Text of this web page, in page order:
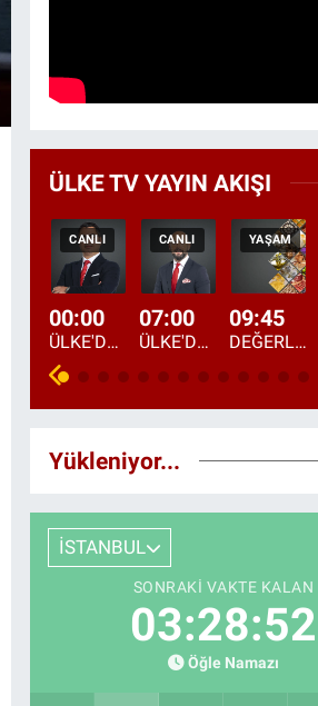
ÜLKE TV YAYIN AKIŞI
CANLI
00:00
ÜLKE'DE BU GECE
CANLI
07:00
ÜLKE'DE HAFTA SONU
YAŞAM
09:45
DEĞERLERİN DAVETİ
Yükleniyor...
İSTANBUL
SONRAKI VAKTE KALAN
03:28:51
Öğle Namazı